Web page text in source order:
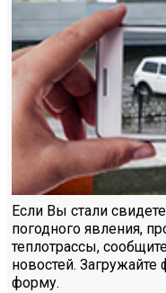
Если Вы стали
погодного явления,
теплотрассы,
новостей.
форму.